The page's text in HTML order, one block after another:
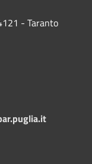
- Taranto